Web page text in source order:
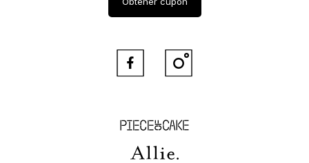
Piece of Cake
Allie
 